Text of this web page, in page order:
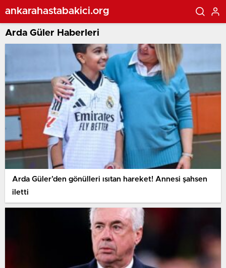
ankarahastabakici.org
Arda Güler Haberleri
Arda Güler’den gönülleri ısıtan hareket! Annesi şahsen
iletti